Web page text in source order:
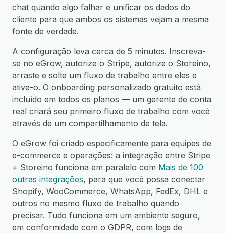
chat quando algo falhar e unificar os dados do
cliente para que ambos os sistemas vejam a mesma
fonte de verdade.
A configuração leva cerca de 5 minutos. Inscreva-
se no eGrow, autorize o Stripe, autorize o Storeino,
arraste e solte um fluxo de trabalho entre eles e
ative-o. O onboarding personalizado gratuito está
incluído em todos os planos — um gerente de conta
real criará seu primeiro fluxo de trabalho com você
através de um compartilhamento de tela.
O eGrow foi criado especificamente para equipes de
e-commerce e operações: a integração entre Stripe
+ Storeino funciona em paralelo com Mais de 100
outras integrações, para que você possa conectar
Shopify, WooCommerce, WhatsApp, FedEx, DHL e
outros no mesmo fluxo de trabalho quando
precisar. Tudo funciona em um ambiente seguro,
em conformidade com o GDPR, com logs de